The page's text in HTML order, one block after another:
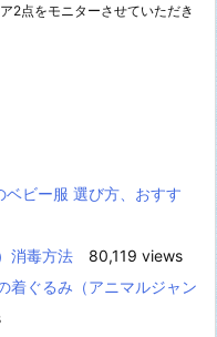
2点をモニターさせていただき
ビー服 選び方、おすす
消毒方法
80,119 views
着ぐるみ（アニマルジャン